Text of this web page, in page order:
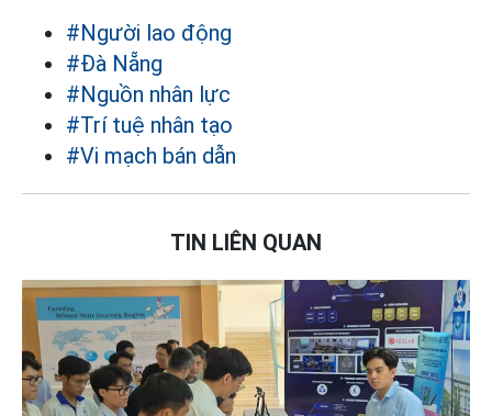
#Người lao động
#Đà Nẵng
#Nguồn nhân lực
#Trí tuệ nhân tạo
#Vi mạch bán dẫn
TIN LIÊN QUAN